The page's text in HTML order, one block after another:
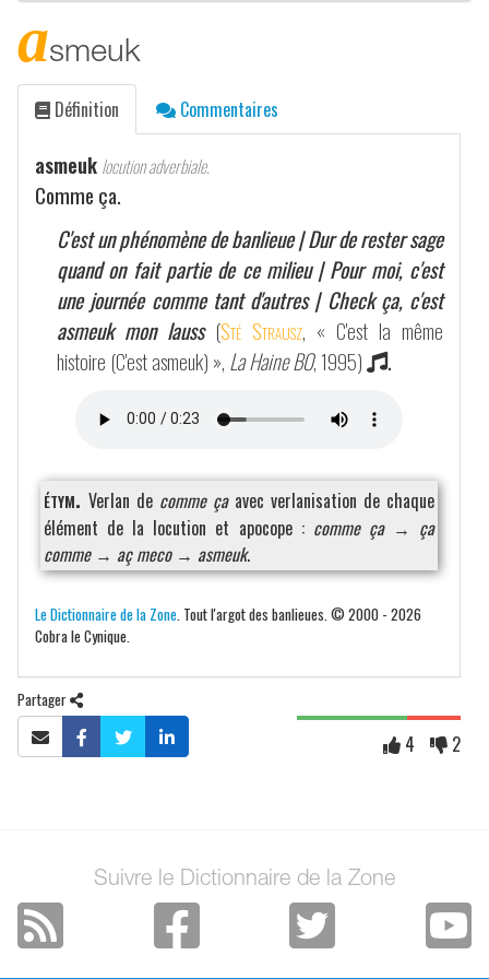
asmeuk
Définition Commentaires
asmeuk locution adverbiale.
Comme ça.
C'est un phénomène de banlieue | Dur de rester sage
quand on fait partie de ce milieu | Pour moi, c'est
une journée comme tant d'autres | Check ça, c'est
asmeuk mon lauss (Sté Strausz, « C'est la même
histoire (C'est asmeuk) », La Haine BO, 1995) .
étym. Verlan de comme çaavec verlanisation de chaque
élément de la locution et apocope : comme ça→ ça
comme→ aç meco→ asmeuk.
Le Dictionnaire de la Zone . Tout l'argot des banlieues. © 2000 - 2026
Cobra le Cynique.
Partager
4 2
Suivre le Dictionnaire de la Zone